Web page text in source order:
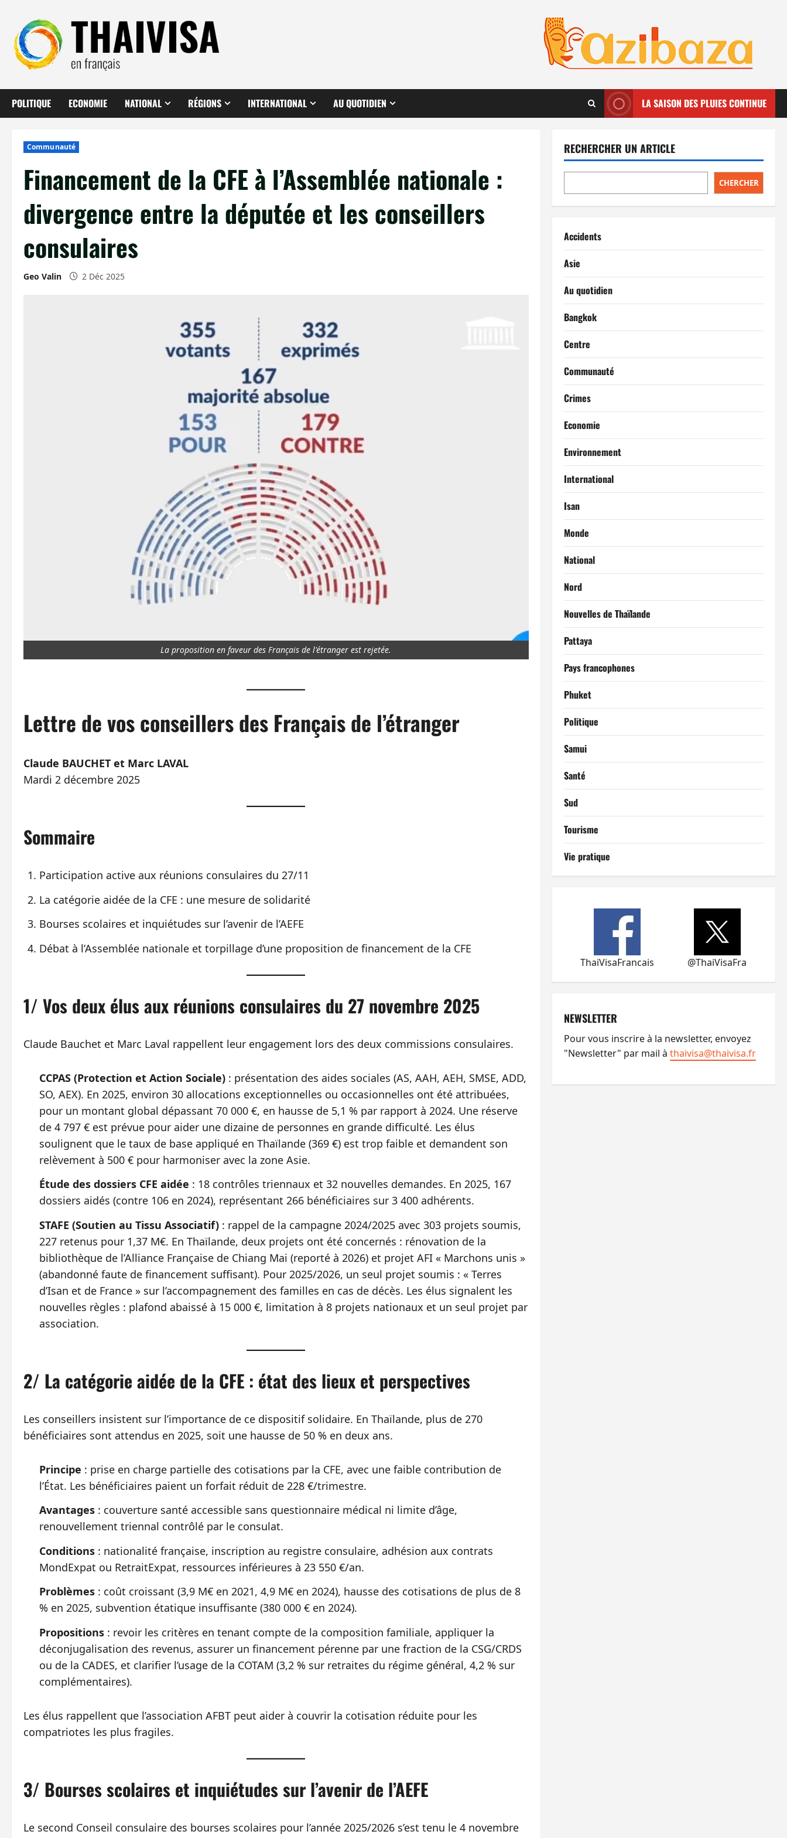
contenu
POLITIQUE ECONOMIE NATIONAL RÉGIONS INTERNATIONAL AU QUOTIDIEN LA SAISON DES PLUIES CONTINUE
Communauté
Financement de la CFE à l’Assemblée nationale :
divergence entre la députée et les conseillers
consulaires
Geo Valin 2 Déc 2025
La proposition en faveur des Français de l'étranger est rejetée.
Lettre de vos conseillers des Français de l’étranger
Claude BAUCHET et Marc LAVAL
Mardi 2 décembre 2025
Sommaire
Participation active aux réunions consulaires du 27/11
La catégorie aidée de la CFE : une mesure de solidarité
Bourses scolaires et inquiétudes sur l’avenir de l’AEFE
Débat à l’Assemblée nationale et torpillage d’une proposition de financement de la CFE
1/ Vos deux élus aux réunions consulaires du 27 novembre 2025
Claude Bauchet et Marc Laval rappellent leur engagement lors des deux commissions consulaires.
CCPAS (Protection et Action Sociale) : présentation des aides sociales (AS, AAH, AEH, SMSE, ADD,
SO, AEX). En 2025, environ 30 allocations exceptionnelles ou occasionnelles ont été attribuées,
pour un montant global dépassant 70 000 €, en hausse de 5,1 % par rapport à 2024. Une réserve
de 4 797 € est prévue pour aider une dizaine de personnes en grande difficulté. Les élus
soulignent que le taux de base appliqué en Thaïlande (369 €) est trop faible et demandent son
relèvement à 500 € pour harmoniser avec la zone Asie.
Étude des dossiers CFE aidée : 18 contrôles triennaux et 32 nouvelles demandes. En 2025, 167
dossiers aidés (contre 106 en 2024), représentant 266 bénéficiaires sur 3 400 adhérents.
STAFE (Soutien au Tissu Associatif) : rappel de la campagne 2024/2025 avec 303 projets soumis,
227 retenus pour 1,37 M€. En Thaïlande, deux projets ont été concernés : rénovation de la
bibliothèque de l’Alliance Française de Chiang Mai (reporté à 2026) et projet AFI « Marchons unis »
(abandonné faute de financement suffisant). Pour 2025/2026, un seul projet soumis : « Terres
d’Isan et de France » sur l’accompagnement des familles en cas de décès. Les élus signalent les
nouvelles règles : plafond abaissé à 15 000 €, limitation à 8 projets nationaux et un seul projet par
association.
2/ La catégorie aidée de la CFE : état des lieux et perspectives
Les conseillers insistent sur l’importance de ce dispositif solidaire. En Thaïlande, plus de 270
bénéficiaires sont attendus en 2025, soit une hausse de 50 % en deux ans.
Principe : prise en charge partielle des cotisations par la CFE, avec une faible contribution de
l’État. Les bénéficiaires paient un forfait réduit de 228 €/trimestre.
Avantages : couverture santé accessible sans questionnaire médical ni limite d’âge,
renouvellement triennal contrôlé par le consulat.
Conditions : nationalité française, inscription au registre consulaire, adhésion aux contrats
MondExpat ou RetraitExpat, ressources inférieures à 23 550 €/an.
Problèmes : coût croissant (3,9 M€ en 2021, 4,9 M€ en 2024), hausse des cotisations de plus de 8
% en 2025, subvention étatique insuffisante (380 000 € en 2024).
Propositions : revoir les critères en tenant compte de la composition familiale, appliquer la
déconjugalisation des revenus, assurer un financement pérenne par une fraction de la CSG/CRDS
ou de la CADES, et clarifier l’usage de la COTAM (3,2 % sur retraites du régime général, 4,2 % sur
complémentaires).
Les élus rappellent que l’association AFBT peut aider à couvrir la cotisation réduite pour les
compatriotes les plus fragiles.
3/ Bourses scolaires et inquiétudes sur l’avenir de l’AEFE
Le second Conseil consulaire des bourses scolaires pour l’année 2025/2026 s’est tenu le 4 novembre
RECHERCHER UN ARTICLE
CHERCHER
Accidents
Asie
Au quotidien
Bangkok
Centre
Communauté
Crimes
Economie
Environnement
International
Isan
Monde
National
Nord
Nouvelles de Thaïlande
Pattaya
Pays francophones
Phuket
Politique
Samui
Santé
Sud
Tourisme
Vie pratique
ThaiVisaFrancais @ThaiVisaFra
NEWSLETTER
Pour vous inscrire à la newsletter, envoyez
"Newsletter" par mail à thaivisa@thaivisa.fr